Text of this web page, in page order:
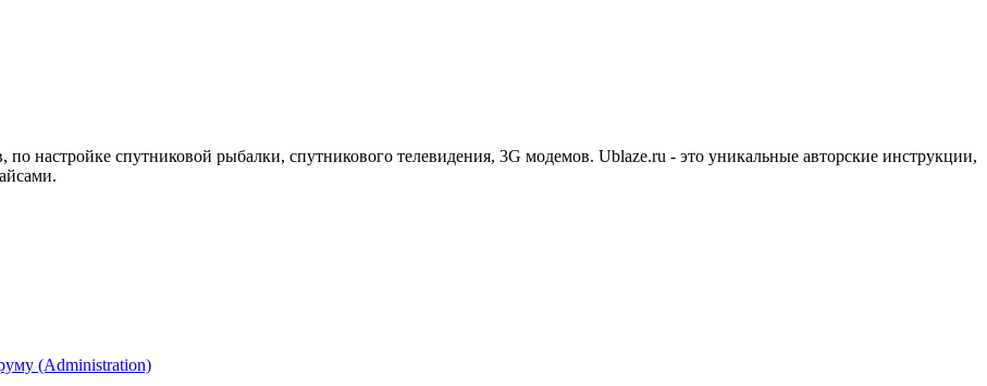
настройке спутниковой рыбалки, спутникового телевидения, 3G модемов. Ublaze.ru - это уникальные авторские инструкции,
(Administration)